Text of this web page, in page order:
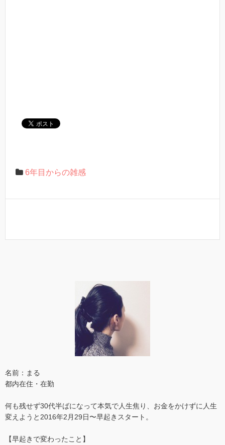
6年目からの雑感
名前：まる
都内在住・在勤
何も残せず30代半ばになって本気で人生焦り、お金をかけずに人生
変えようと2016年2月29日〜早起きスタート。
【早起きで変わったこと】